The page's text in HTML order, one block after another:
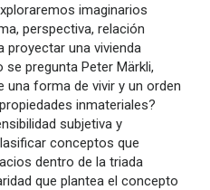
imaginarios
perspectiva, relación
proyectar una vivienda
se pregunta Peter Märkli,
una forma de vivir y un orden
inmateriales?
subjetiva y
conceptos que
dentro de la triada
que plantea el concepto